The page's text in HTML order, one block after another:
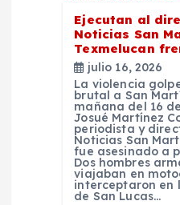
Ejecutan al
Noticias San
Texmelucan
julio 16, 2026
La violencia
brutal a San
mañana del 16
Josué Martínez
periodista y
Noticias San
fue asesinado a
Dos hombres
viajaban en
interceptaron en
de San Lucas…